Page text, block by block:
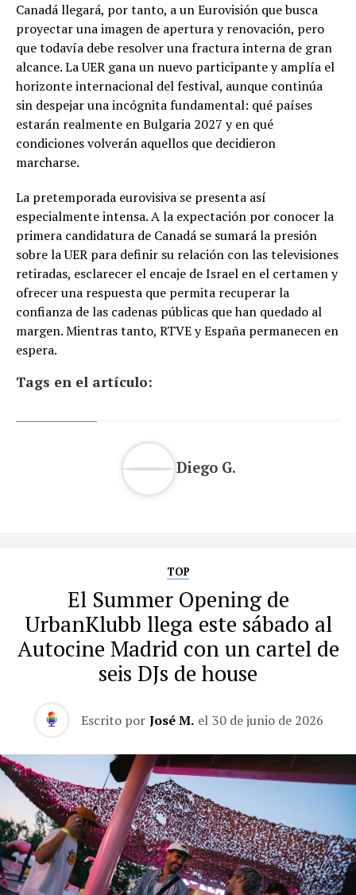
Canadá llegará, por tanto, a un Eurovisión que busca
proyectar una imagen de apertura y renovación, pero
que todavía debe resolver una fractura interna de gran
alcance. La UER gana un nuevo participante y amplía el
horizonte internacional del festival, aunque continúa
sin despejar una incógnita fundamental: qué países
estarán realmente en Bulgaria 2027 y en qué
condiciones volverán aquellos que decidieron
marcharse.
La pretemporada eurovisiva se presenta así
especialmente intensa. A la expectación por conocer la
primera candidatura de Canadá se sumará la presión
sobre la UER para definir su relación con las televisiones
retiradas, esclarecer el encaje de Israel en el certamen y
ofrecer una respuesta que permita recuperar la
confianza de las cadenas públicas que han quedado al
margen. Mientras tanto, RTVE y España permanecen en
espera.
Tags en el artículo:
Diego G.
TOP
El Summer Opening de
UrbanKlubb llega este sábado al
Autocine Madrid con un cartel de
seis DJs de house
Escrito por José M. el 30 de junio de 2026